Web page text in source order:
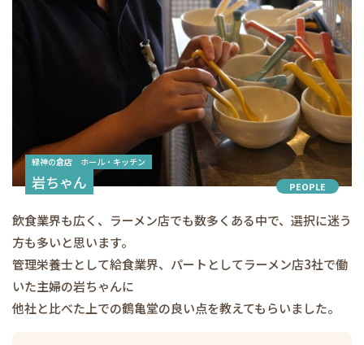
PEOPLE
緑神の倉店 ホール・キッチン
岩ちゃん
飲食業界も広く、ラーメン店でも数多くある中で、選択に迷う
方も多いと思います。
管理栄養士として給食業界、パートとしてラーメン店3社で働
いた主婦の岩ちゃんに
他社と比べた上での鶴亀堂の良い点を教えてもらいました。